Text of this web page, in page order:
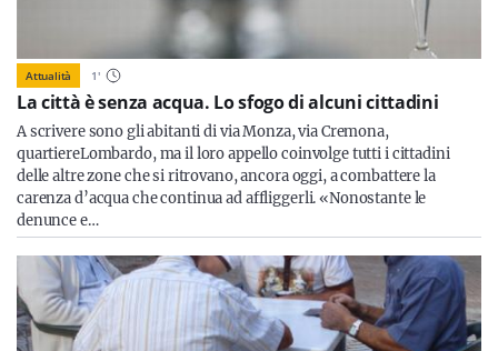
Attualità 1'
La città è senza acqua. Lo sfogo di alcuni cittadini
A scrivere sono gli abitanti di via Monza, via Cremona,
quartiereLombardo, ma il loro appello coinvolge tutti i cittadini
delle altre zone che si ritrovano, ancora oggi, a combattere la
carenza d’acqua che continua ad affliggerli. «Nonostante le
denunce e…